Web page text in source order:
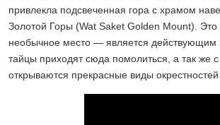
привлекла подсвеченная гора с храмом
Золотой Горы (Wat Saket Golden Mount).
необычное место — является
тайцы приходят сюда помолиться, а так же
открываются прекрасные виды окрестностей